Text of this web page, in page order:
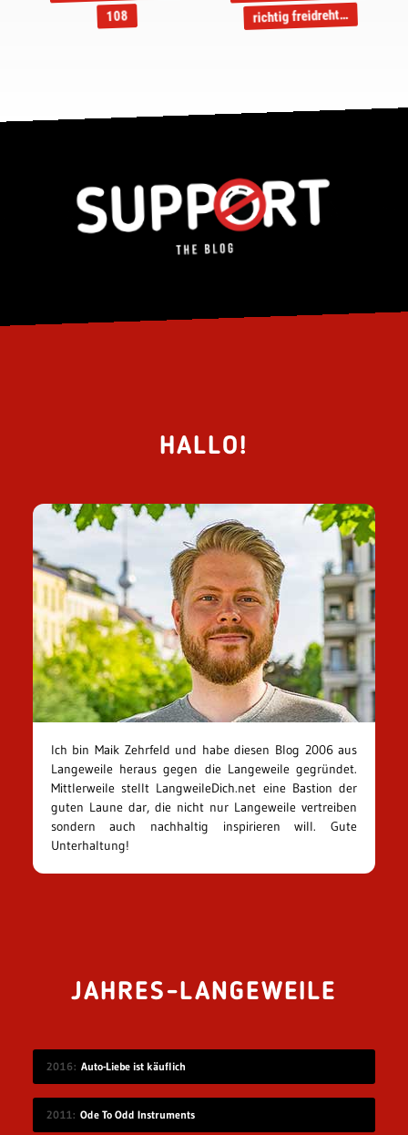
108 richtig freidreht…
HALLO!
Ich bin Maik Zehrfeld und habe diesen Blog 2006 aus
Langeweile heraus gegen die Langeweile gegründet.
Mittlerweile stellt LangweileDich.net eine Bastion der
guten Laune dar, die nicht nur Langeweile vertreiben
sondern auch nachhaltig inspirieren will. Gute
Unterhaltung!
JAHRES-LANGEWEILE
2016 Auto-Liebe ist käuflich
2011 Ode To Odd Instruments